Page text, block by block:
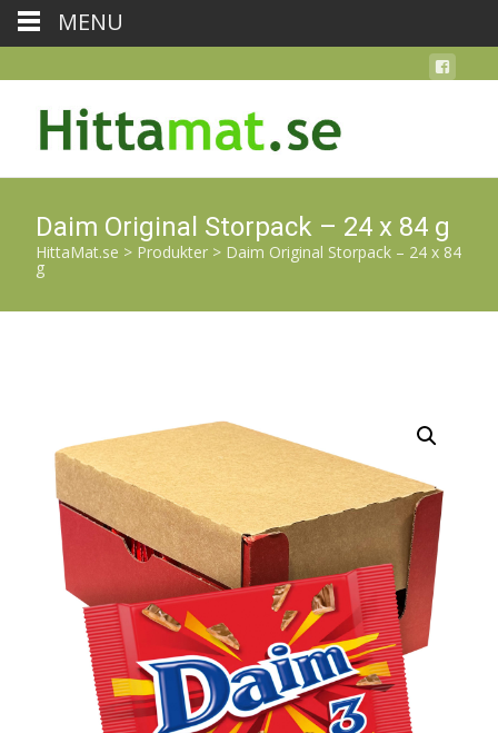
Daim Original Storpack – 24 x 84 g
HittaMat.se > Produkter > Daim Original Storpack – 24 x 84
g
MENU